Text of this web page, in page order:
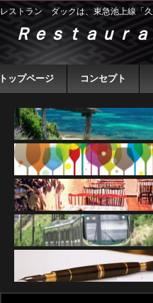
レストラン ダックは、東急池上線「久
Ｒｅｓｔａｕｒ
トップページ コンセプト